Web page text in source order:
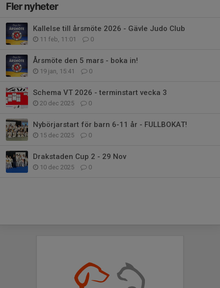
Fler nyheter
Kallelse till årsmöte 2026 - Gävle Judo Club
11 feb, 11:01 0
Årsmöte den 5 mars - boka in!
19 jan, 15:41 0
Schema VT 2026 - terminstart vecka 3
20 dec 2025 0
Nybörjarstart för barn 6-11 år - FULLBOKAT!
15 dec 2025 0
Drakstaden Cup 2 - 29 Nov
10 dec 2025 0